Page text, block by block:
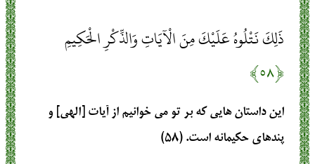
ذَلِكَ نَتْلُوهُ عَلَيْكَ مِنَ الْآيَاتِ وَالذِّكْرِ الْحَكِيمِ
﴿۵۸﴾
این داستان هایی که بر تو می خوانیم از آیات [الهی] و
پندهای حکیمانه است. (۵۸)